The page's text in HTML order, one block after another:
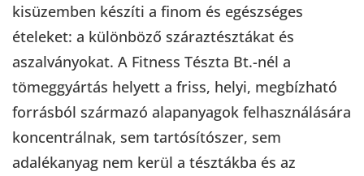
kisüzemben készíti a finom és egészséges
ételeket: a különböző száraztésztákat és
aszalványokat. A Fitness Tészta Bt.-nél a
tömeggyártás helyett a friss, helyi, megbízható
forrásból származó alapanyagok felhasználására
koncentrálnak, sem tartósítószer, sem
adalékanyag nem kerül a tésztákba és az